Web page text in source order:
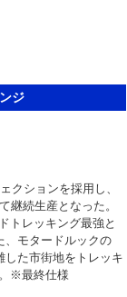
ジ
クションを採用し、
継続生産となった。
トレッキング最強と
、モタードルックの
した市街地をトレッキ
※最終仕様